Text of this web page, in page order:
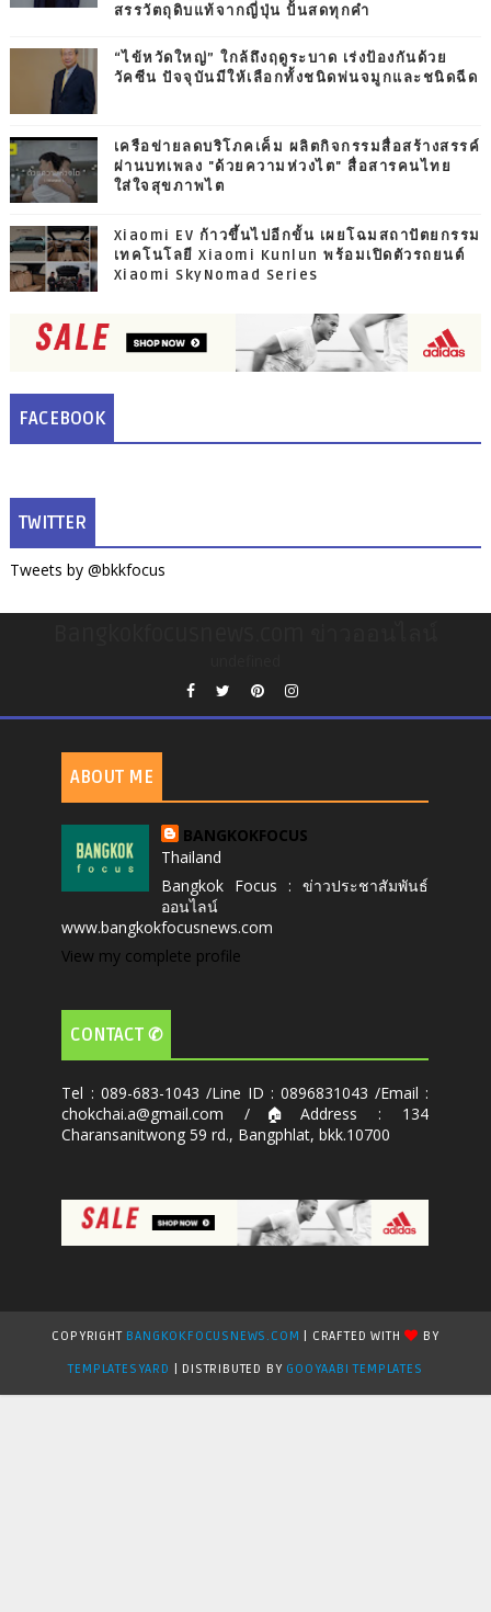
สรรวัตถุดิบแท้จากญี่ปุ่น ปั้นสดทุกคำ
“ไข้หวัดใหญ่” ใกล้ถึงฤดูระบาด เร่งป้องกันด้วย
วัคซีน ปัจจุบันมีให้เลือกทั้งชนิดพ่นจมูกและชนิดฉีด
เครือข่ายลดบริโภคเค็ม ผลิตกิจกรรมสื่อสร้างสรรค์
ผ่านบทเพลง "ด้วยความห่วงไต" สื่อสารคนไทย
ใส่ใจสุขภาพไต
Xiaomi EV ก้าวขึ้นไปอีกขั้น เผยโฉมสถาปัตยกรรม
เทคโนโลยี Xiaomi Kunlun พร้อมเปิดตัวรถยนต์
Xiaomi SkyNomad Series
FACEBOOK
TWITTER
Tweets by @bkkfocus
ABOUT ME
BANGKOKFOCUS
Thailand
Bangkok Focus : ข่าวประชาสัมพันธ์
ออนไลน์
www.bangkokfocusnews.com
View my complete profile
CONTACT ✆
Tel : 089-683-1043 /Line ID : 0896831043 /Email :
chokchai.a@gmail.com /🏠Address : 134
Charansanitwong 59 rd., Bangphlat, bkk.10700
COPYRIGHT BANGKOKFOCUSNEWS.COM | CRAFTED WITH
BY
TEMPLATESYARD | DISTRIBUTED BY GOOYAABI TEMPLATES